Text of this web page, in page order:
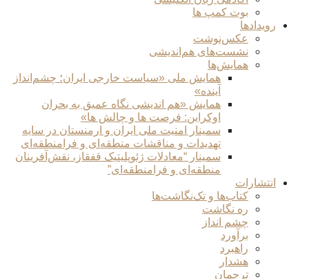
بوت کمپ ها
رویدادها
عکس‌نوشت
نشست‌های هم‌اندیشی
همایش‌ها
همایش ملی «سیاست خارجی ایران؛ چشم‌انداز
آینده»
همایش «هم اندیشی نگاه عمیق به بحران
اوکراین: فرصت ها و چالش ها»
سمینار امنیت ملی ایران و ارمنستان در سایه
تهدیدات و مناقشات منطقه‌ای و فرامنطقه‌ای
سمینار “معادلات ژئوپلیتیک قفقاز، نقش‌آفرینان
منطقه‌ای و فرامنطقه‌ای”
انتشارات
کتاب‌ها و تک‌نگاشت‌ها
ره نگاشت
چشم انداز
برآورد
راهبرد
هشدار
ترجمان